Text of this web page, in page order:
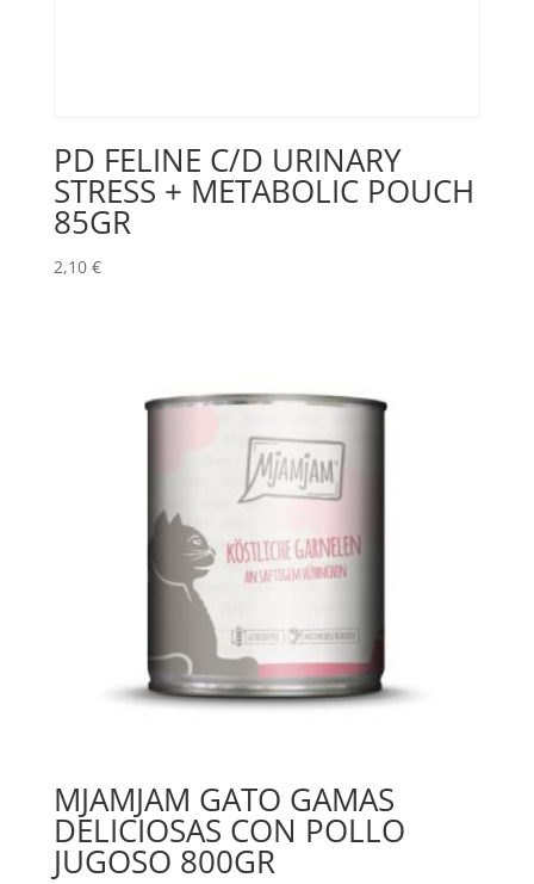
PD FELINE C/D URINARY
STRESS + METABOLIC POUCH
85GR
2,10 €
MJAMJAM GATO GAMAS
DELICIOSAS CON POLLO
JUGOSO 800GR